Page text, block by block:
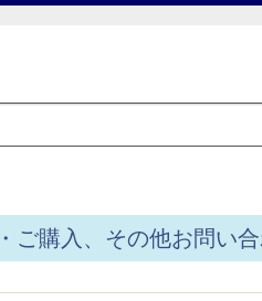
ご購入、その他お問い